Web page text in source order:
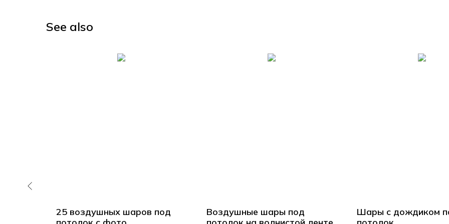
See also
25 воздушных шаров под
Воздушные шары под
Шары с дождиком